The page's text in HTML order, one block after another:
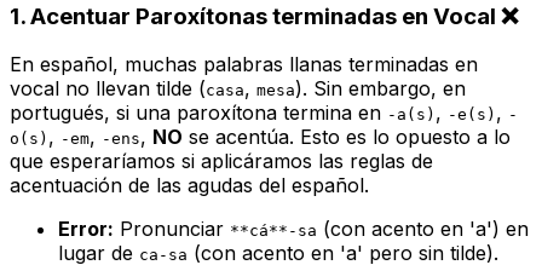
1. Acentuar Paroxítonas terminadas en Vocal ❌
En español, muchas palabras llanas terminadas en
vocal no llevan tilde (casa, mesa). Sin embargo, en
portugués, si una paroxítona termina en -a(s) , -e(s) , -
o(s) , -em, -ens, NO se acentúa. Esto es lo opuesto a lo
que esperaríamos si aplicáramos las reglas de
acentuación de las agudas del español.
Error: Pronunciar **cá**-sa (con acento en 'a') en
lugar de ca-sa (con acento en 'a' pero sin tilde).